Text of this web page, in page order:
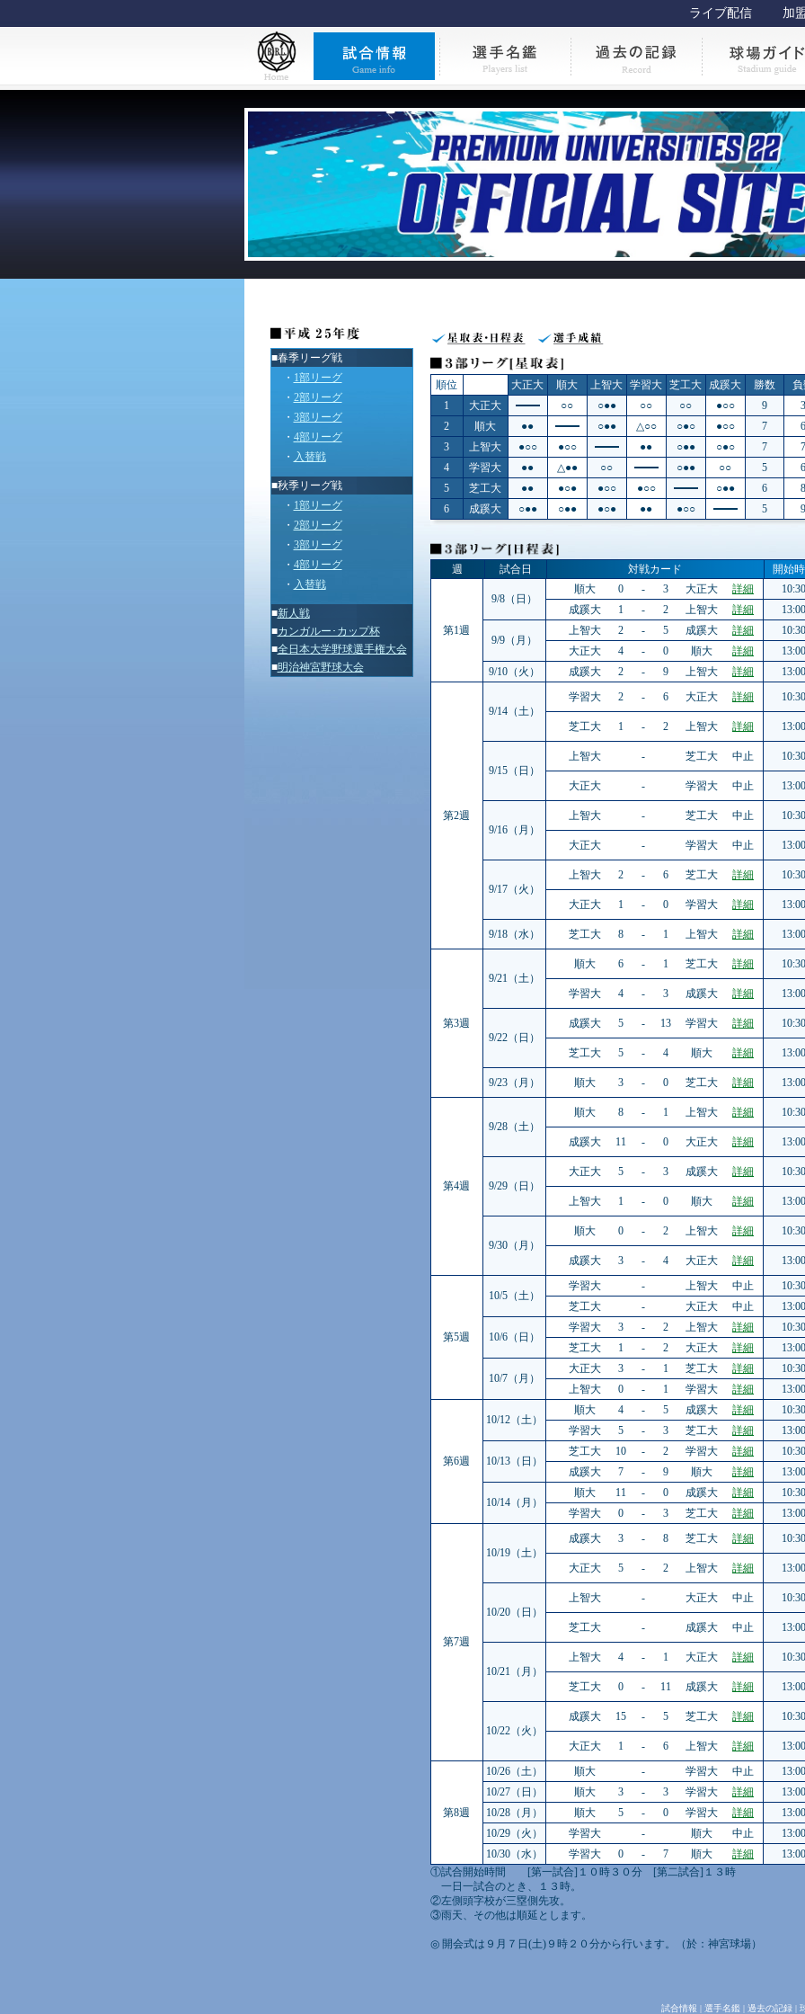
ライブ配信 加
■春季リーグ戦
・ 1部リーグ
・ 2部リーグ
・ 3部リーグ
・ 4部リーグ
・ 入替戦
■秋季リーグ戦
・ 1部リーグ
・ 2部リーグ
・ 3部リーグ
・ 4部リーグ
・ 入替戦
■新人戦
■カンガルー･カップ杯
■全日本大学野球選手権大会
■明治神宮野球大会
順位 大正大 順大 上智大 学習大 芝工大 成蹊大 勝数
1
大正大 ○○ ○●● ○○ ○○ ●○○ 9
3
2
順大 ●● ○●● △○○ ○●○ ●○○ 7
6
3
上智大 ●○○ ●○○ ●● ○●● ○●○ 7
7
4
学習大 ●● △●● ○○ ○●● ○○ 5
6
5
芝工大 ●● ●○● ●○○ ●○○ ○●● 6
8
6
成蹊大 ○●● ○●● ●○● ●● ●○○ 5 9
週 試合日 対戦カード 開始
第1週
9/8（日）
順大 0 - 3 大正大 詳細
10:30
成蹊大
1 - 2 上智大 詳細 13:00
9/9（月）
上智大 2 - 5 成蹊大 詳細
10:30
大正大
4 - 0 順大 詳細
13:00
9/10（火）
成蹊大 2 - 9 上智大 詳細 13:00
第2週
9/14（土）
学習大 2 - 6 大正大 詳細 10:30
芝工大 1 - 2 上智大 詳細 13:00
9/15（日）
上智大 - 芝工大 中止 10:30
大正大 - 学習大 中止 13:00
9/16（月）
上智大 - 芝工大 中止 10:30
大正大 - 学習大 中止 13:00
9/17（火）
上智大 2 - 6 芝工大 詳細 10:30
大正大 1 - 0 学習大 詳細 13:00
9/18（水） 芝工大 8 - 1 上智大 詳細 13:00
第3週
9/21（土）
順大 6 - 1 芝工大 詳細 10:30
学習大 4 - 3 成蹊大 詳細 13:00
9/22（日）
成蹊大 5 - 13 学習大 詳細 10:30
芝工大 5 - 4 順大 詳細 13:00
9/23（月） 順大 3 - 0 芝工大 詳細 13:00
第4週
9/28（土）
順大 8 - 1 上智大 詳細 10:30
成蹊大 11 - 0 大正大 詳細 13:00
9/29（日）
大正大 5 - 3 成蹊大 詳細 10:30
上智大 1 - 0 順大 詳細 13:00
9/30（月）
順大 0 - 2 上智大 詳細 10:30
成蹊大 3 - 4 大正大 詳細 13:00
第5週
10/5（土）
学習大 - 上智大 中止
10:30
芝工大
- 大正大 中止 13:00
10/6（日）
学習大 3 - 2 上智大 詳細
10:30
芝工大
1 - 2 大正大 詳細 13:00
10/7（月）
大正大 3 - 1 芝工大 詳細
10:30
上智大
0 - 1 学習大 詳細 13:00
第6週
10/12（土）
順大 4 - 5 成蹊大 詳細
10:30
学習大
5 - 3 芝工大 詳細 13:00
10/13（日）
芝工大 10 - 2 学習大 詳細
10:30
成蹊大
7 - 9 順大 詳細 13:00
10/14（月）
順大 11 - 0 成蹊大 詳細
10:30
学習大
0 - 3 芝工大 詳細 13:00
第7週
10/19（土）
成蹊大 3 - 8 芝工大 詳細 10:30
大正大 5 - 2 上智大 詳細 13:00
10/20（日）
上智大 - 大正大 中止 10:30
芝工大 - 成蹊大 中止 13:00
10/21（月）
上智大 4 - 1 大正大 詳細 10:30
芝工大 0 - 11 成蹊大 詳細 13:00
10/22（火）
成蹊大 15 - 5 芝工大 詳細 10:30
大正大 1 - 6 上智大 詳細 13:00
第8週
10/26（土） 順大 - 学習大 中止
13:00
10/27（日）
順大 3 - 3 学習大 詳細
13:00
10/28（月）
順大 5 - 0 学習大 詳細
13:00
10/29（火）
学習大 - 順大 中止
13:00
10/30（水）
学習大 0 - 7 順大 詳細
13:00
①試合開始時間 [第一試合]１０時３０分 [第二試合]１３時
一日一試合のとき、１３時。
②左側頭字校が三塁側先攻。
③雨天、その他は順延とします。
◎ 開会式は９月７日(土)９時２０分から行います。（於：神宮球場）
試合情報 | 選手名鑑 | 過去の記録|